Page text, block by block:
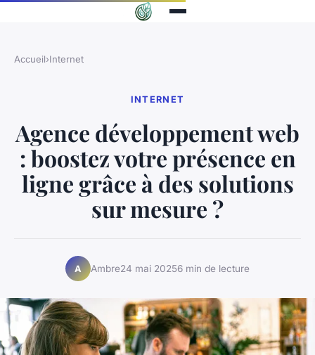
Accueil›Internet
INTERNET
Agence développement web
: boostez votre présence en
ligne grâce à des solutions
sur mesure ?
A Ambre24 mai 20256 min de lecture